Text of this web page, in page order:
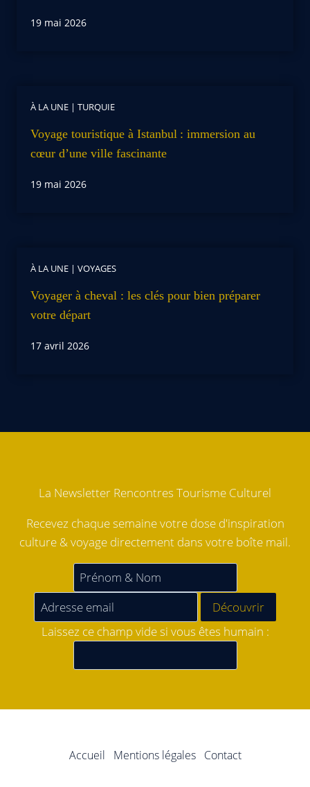
19 mai 2026
À LA UNE | TURQUIE
Voyage touristique à Istanbul : immersion au
cœur d’une ville fascinante
19 mai 2026
À LA UNE | VOYAGES
Voyager à cheval : les clés pour bien préparer
votre départ
17 avril 2026
La Newsletter Rencontres Tourisme Culturel
Recevez chaque semaine votre dose d'inspiration
culture & voyage directement dans votre boîte mail.
Laissez ce champ vide si vous êtes humain :
Accueil Mentions légales Contact